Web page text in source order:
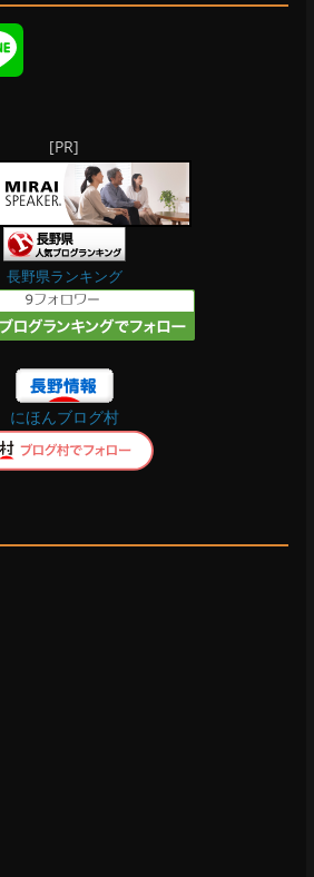
n
e
[PR]
長野県ランキング
にほんブログ村